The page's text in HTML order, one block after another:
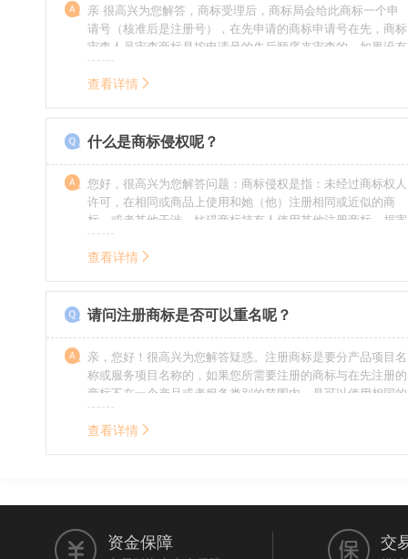
亲 很高兴为您解答，商标受理后，商标局会给此商标一个申
请号（核准后是注册号），在先申请的商标申请号在先，商标
审查人员审查商标是按申请号的先后顺序来审查的，如果没有
特殊情况（受理案件需要，被异议等），不会延迟也不会提
前。
查看详情
什么是商标侵权呢？
您好，很高兴为您解答问题：商标侵权是指：未经过商标权人
许可，在相同或商品上使用和她（他）注册相同或近似的商
标，或者其他干涉、妨碍商标持有人使用其他注册商标，损害
商标持有人合法权益的其他行为。侵权的人通常需要承担侵权
的责任，明知侵权的行为的人要承担赔偿的责任。情节严重
查看详情
请问注册商标是否可以重名呢？
亲，您好！很高兴为您解答疑惑。注册商标是要分产品项目名
称或服务项目名称的，如果您所需要注册的商标与在先注册的
商标不在一个产品或者服务类别的范围内，是可以使用相同的
名称的。希望我的回答能帮到您。
查看详情
资金保障 交